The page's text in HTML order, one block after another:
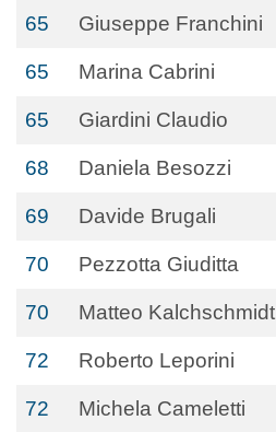
65 Giuseppe Franchini
65 Marina Cabrini
65 Giardini Claudio
68 Daniela Besozzi
69 Davide Brugali
70 Pezzotta Giuditta
70 Matteo Kalchschmidt
72 Roberto Leporini
72 Michela Cameletti